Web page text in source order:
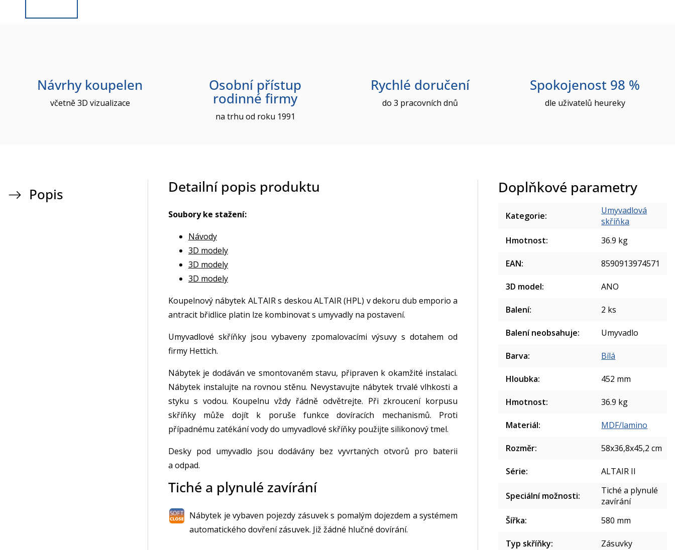
Návrhy koupelen
včetně 3D vizualizace
Osobní přístup
rodinné firmy
na trhu od roku 1991
Rychlé doručení
do 3 pracovních dnů
Spokojenost 98 %
dle uživatelů heureky
Popis Detailní popis produktu
Soubory ke stažení:
Návody
3D modely
3D modely
3D modely
Koupelnový nábytek ALTAIR s deskou ALTAIR (HPL) v dekoru dub emporio a
antracit břidlice platin lze kombinovat s umyvadly na postavení.
Umyvadlové skříňky jsou vybaveny zpomalovacími výsuvy s dotahem od
firmy Hettich.
Nábytek je dodáván ve smontovaném stavu, připraven k okamžité instalaci.
Nábytek instalujte na rovnou stěnu. Nevystavujte nábytek trvalé vlhkosti a
styku s vodou. Koupelnu vždy řádně odvětrejte. Při zkroucení korpusu
skříňky může dojít k poruše funkce dovíracích mechanismů. Proti
případnému zatékání vody do umyvadlové skříňky použijte silikonový tmel.
Desky pod umyvadlo jsou dodávány bez vyvrtaných otvorů pro baterii
a odpad.
Tiché a plynulé zavírání
Nábytek je vybaven pojezdy zásuvek s pomalým dojezdem a systémem
automatického dovření zásuvek. Již žádné hlučné dovírání.
Doplňkové parametry
Kategorie:
Umyvadlová
skříňka
Hmotnost: 36.9 kg
EAN: 8590913974571
3D model: ANO
Balení: 2 ks
Balení neobsahuje: Umyvadlo
Barva: Bílá
Hloubka: 452 mm
Hmotnost: 36.9 kg
Materiál: MDF/lamino
Rozměr: 58x36,8x45,2 cm
Série: ALTAIR II
Speciální možnosti:
Tiché a plynulé
zavírání
Šířka: 580 mm
Typ skříňky: Zásuvky